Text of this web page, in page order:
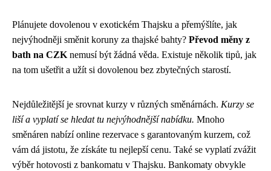
Plánujete dovolenou v exotickém Thajsku a přemýšlíte, jak
nejvýhodněji směnit koruny za thajské bahty? Převod měny z
bath na CZK nemusí být žádná věda. Existuje několik tipů, jak
na tom ušetřit a užít si dovolenou bez zbytečných starostí.
Nejdůležitější je srovnat kurzy v různých směnárnách. Kurzy se
liší a vyplatí se hledat tu nejvýhodnější nabídku. Mnoho
směnáren nabízí online rezervace s garantovaným kurzem, což
vám dá jistotu, že získáte tu nejlepší cenu. Také se vyplatí zvážit
výběr hotovosti z bankomatu v Thajsku. Bankomaty obvykle